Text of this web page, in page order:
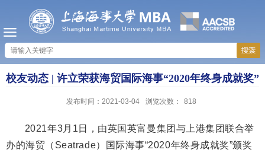
校友动态 | 许立荣获海贸国际海事“2020年终身成就奖”
发布时间：2021-03-04 浏览次数： 818
2021年3月1日，由英国英富曼集团与上港集团联合举
办的海贸（Seatrade）国际海事“2020年终身成就奖”颁奖